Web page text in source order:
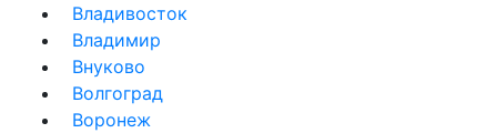
Владивосток
Владимир
Внуково
Волгоград
Воронеж